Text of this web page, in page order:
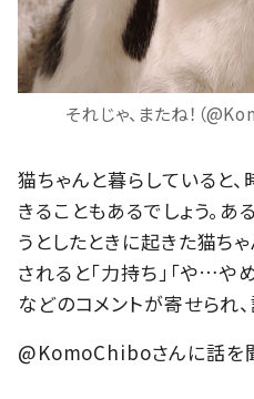
それじゃ、またね！（
猫ちゃんと暮らしていると
きることもあるでしょう。
うとしたときに起きた猫ち
されると「力持ち」「や…や
などのコメントが寄せられ
@KomoChiboさんに話を